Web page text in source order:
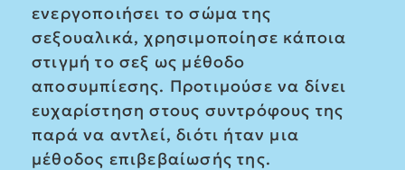
ενεργοποιήσει το σώμα της
σεξουαλικά, χρησιμοποίησε κάποια
στιγμή το σεξ ως μέθοδο
αποσυμπίεσης. Προτιμούσε να δίνει
ευχαρίστηση στους συντρόφους της
παρά να αντλεί, διότι ήταν μια
μέθοδος επιβεβαίωσής της.